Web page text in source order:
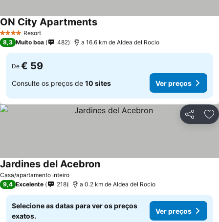
4 EstrelasResort
ON City Apartments
8,3 Muito boa 482 a 16.6 km de Aldea del Rocio
De € 59
Consulte os preços de 10 sites Ver preços
Partilhar
Casa/apartamento inteiro
Jardines del Acebron
9,4 Excelente 218 a 0.2 km de Aldea del Rocio
Selecione as datas para ver os preços
exatos.
Ver preços